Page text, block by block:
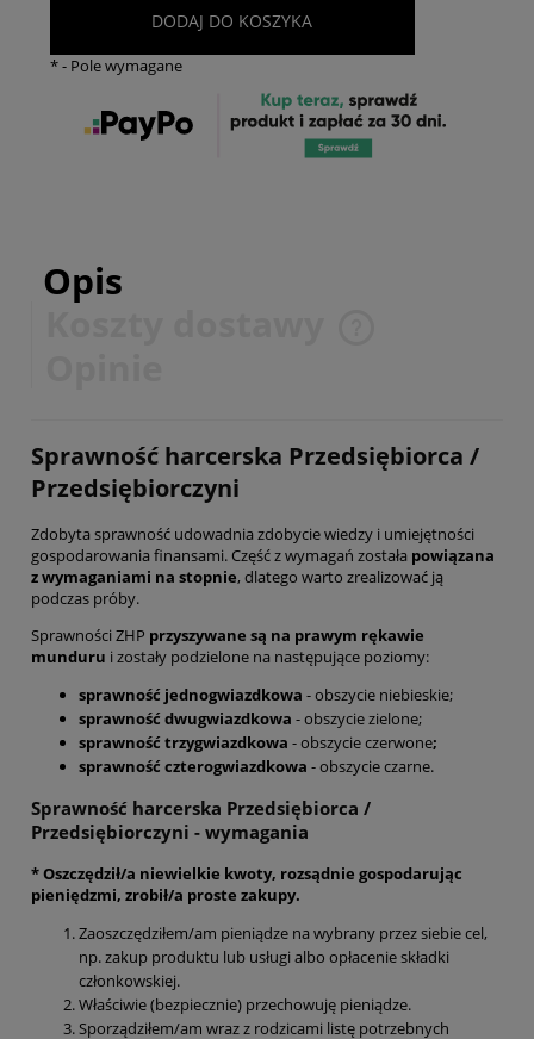
DODAJ DO KOSZYKA
*- Pole wymagane
Opis
Sprawność harcerska Przedsiębiorca /
Przedsiębiorczyni
Zdobyta sprawność udowadnia zdobycie wiedzy i umiejętności
gospodarowania finansami. Część z wymagań została powiązana
z wymaganiami na stopnie, dlatego warto zrealizować ją
podczas próby.
Sprawności ZHP przyszywane są na prawym rękawie
munduru i zostały podzielone na następujące poziomy:
sprawność jednogwiazdkowa - obszycie niebieskie;
sprawność dwugwiazdkowa - obszycie zielone;
sprawność trzygwiazdkowa - obszycie czerwone;
sprawność czterogwiazdkowa - obszycie czarne.
Sprawność harcerska Przedsiębiorca /
Przedsiębiorczyni - wymagania
* Oszczędził/a niewielkie kwoty, rozsądnie gospodarując
pieniędzmi, zrobił/a proste zakupy.
Zaoszczędziłem/am pieniądze na wybrany przez siebie cel,
np. zakup produktu lub usługi albo opłacenie składki
członkowskiej.
Właściwie (bezpiecznie) przechowuję pieniądze.
Sporządziłem/am wraz z rodzicami listę potrzebnych